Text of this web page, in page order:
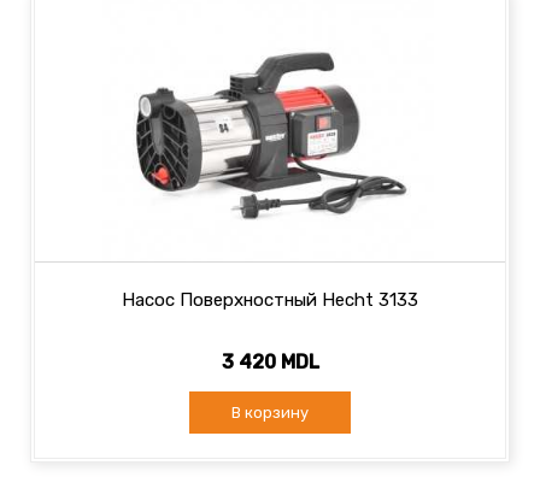
Насос Поверхностный Hecht 3133
3 420 MDL
В корзину